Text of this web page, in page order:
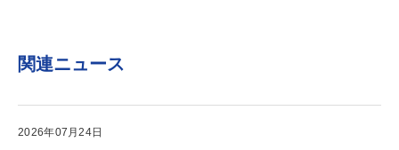
関連ニュース
2026年07月24日